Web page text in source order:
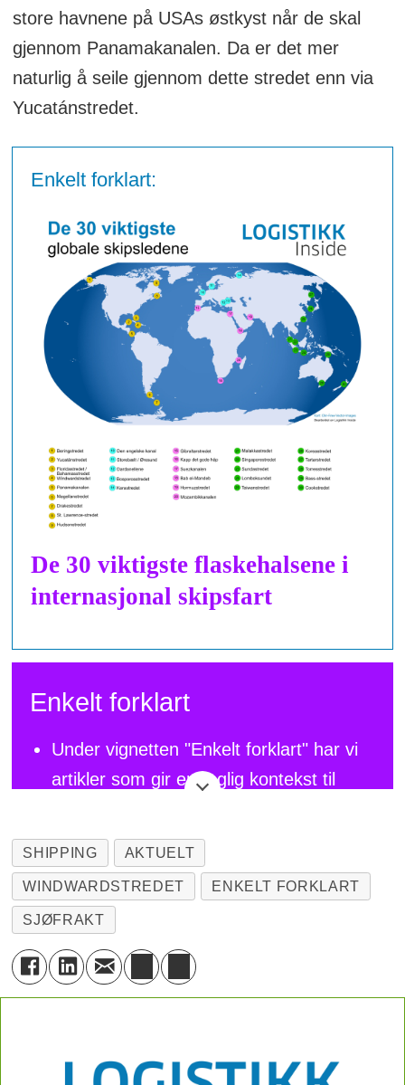
store havnene på USAs østkyst når de skal
gjennom Panamakanalen. Da er det mer
naturlig å seile gjennom dette stredet enn via
Yucatánstredet.
Enkelt forklart:
De 30 viktigste flaskehalsene i
internasjonal skipsfart
Enkelt forklart
Under vignetten "Enkelt forklart" har vi
artikler som gir en faglig kontekst til
Logistikk Inside, men som ikke er rene
bransjenyheter.
I en hektisk hverdag tar en det ofte for
gitt at alle er godt kjent med de
begrepene man slenger rundt seg med
den største selvfølgelighet. Slik er det
eksperter innen sinet fagfelt, men
SHIPPING AKTUELT
WINDWARDSTREDET ENKELT FORKLART
SJØFRAKT